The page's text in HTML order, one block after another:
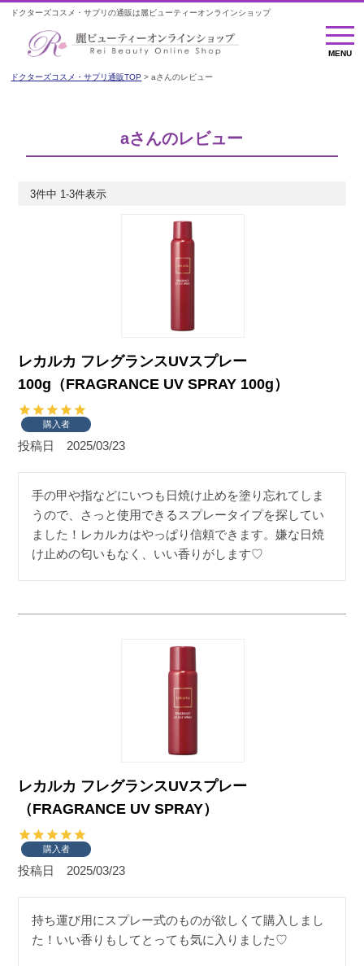
ドクターズコスメ・サプリの通販は麗ビューティーオンラインショップ
MENU
MENU
ドクターズコスメ・サプリ通販TOP aさんのレビュー
aさんのレビュー
3件中 1-3件表示
レカルカ フレグランスUVスプレー
100g（FRAGRANCE UV SPRAY 100g）
購入者
投稿日 2025/03/23
手の甲や指などにいつも日焼け止めを塗り忘れてしま
うので、さっと使用できるスプレータイプを探してい
ました！レカルカはやっぱり信頼できます。嫌な日焼
け止めの匂いもなく、いい香りがします♡
レカルカ フレグランスUVスプレー
（FRAGRANCE UV SPRAY）
購入者
投稿日 2025/03/23
持ち運び用にスプレー式のものが欲しくて購入しまし
た！いい香りもしてとっても気に入りました♡